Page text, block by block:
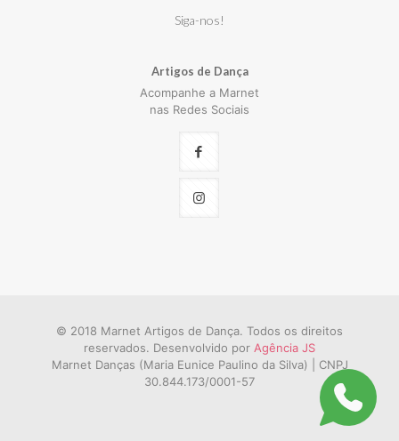
Siga-nos!
Artigos de Dança
Acompanhe a Marnet
nas Redes Sociais
© 2018 Marnet Artigos de Dança. Todos os direitos
reservados. Desenvolvido por Agência JS
Marnet Danças (Maria Eunice Paulino da Silva) | CNPJ
30.844.173/0001-57